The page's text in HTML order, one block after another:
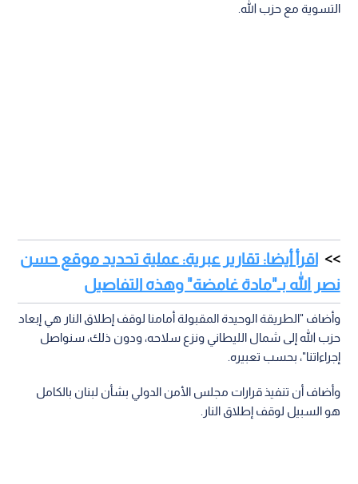
التسوية مع حزب الله.
اقرأ أيضا: تقارير عبرية: عملية تحديد موقع حسن
نصر الله بـ"مادة غامضة" وهذه التفاصيل
وأضاف "الطريقة الوحيدة المقبولة أمامنا لوقف إطلاق النار هي إبعاد
حزب الله إلى شمال الليطاني ونزع سلاحه، ودون ذلك، سنواصل
إجراءاتنا"، بحسب تعبيره.
وأضاف أن تنفيذ قرارات مجلس الأمن الدولي بشأن لبنان بالكامل
هو السبيل لوقف إطلاق النار.